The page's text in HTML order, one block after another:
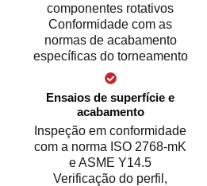
componentes rotativos
Conformidade com as
normas de acabamento
específicas do torneamento
Ensaios de superfície e
acabamento
Inspeção em conformidade
com a norma ISO 2768-mK
e ASME Y14.5
Verificação do perfil,